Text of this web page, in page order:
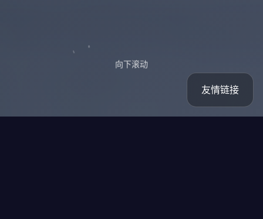
向下滚动
友情链接